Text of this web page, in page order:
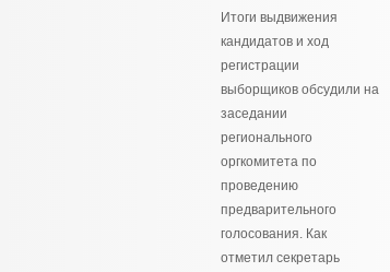
Итоги выдвижения
кандидатов и ход
регистрации
выборщиков обсудили на
заседании
регионального
оргкомитета по
проведению
предварительного
голосования. Как
отметил секретарь